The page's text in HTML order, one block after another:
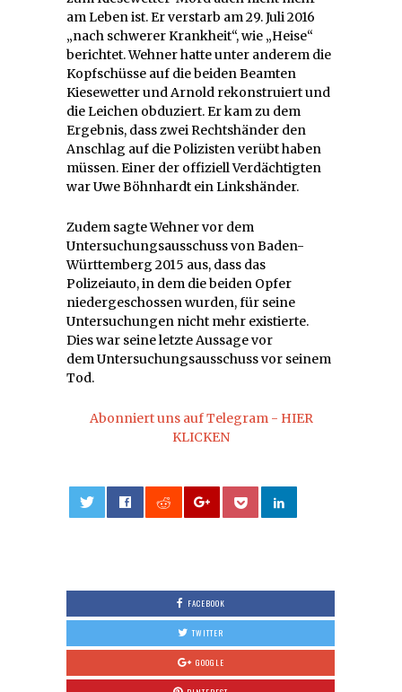
am Leben ist. Er verstarb am 29. Juli 2016
„nach schwerer Krankheit“, wie „Heise“
berichtet. Wehner hatte unter anderem die
Kopfschüsse auf die beiden Beamten
Kiesewetter und Arnold rekonstruiert und
die Leichen obduziert. Er kam zu dem
Ergebnis, dass zwei Rechtshänder den
Anschlag auf die Polizisten verübt haben
müssen. Einer der offiziell Verdächtigten
war Uwe Böhnhardt ein Linkshänder.
Zudem sagte Wehner vor dem
Untersuchungsausschuss von Baden-
Württemberg 2015 aus, dass das
Polizeiauto, in dem die beiden Opfer
niedergeschossen wurden, für seine
Untersuchungen nicht mehr existierte.
Dies war seine letzte Aussage vor
dem Untersuchungsausschuss vor seinem
Tod.
Abonniert uns auf Telegram - HIER
KLICKEN
FACEBOOK
TWITTER
GOOGLE